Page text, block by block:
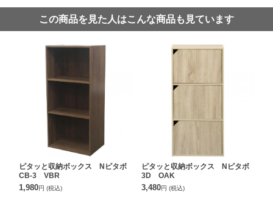
この商品を見た人はこんな商品も見ています
ピタッと収納ボックス Nピタボ
CB-3 VBR
1,980円 (税込)
ピタッと収納ボックス Nピタボ
3D OAK
3,480円 (税込)